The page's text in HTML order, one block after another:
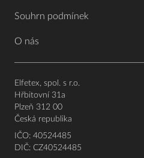
Souhrn podmínek
O nás
Elfetex, spol. s r.o.
Hřbitovní 31a
Plzeň 312 00
Česká republika
IČO: 40524485
DIČ: CZ40524485